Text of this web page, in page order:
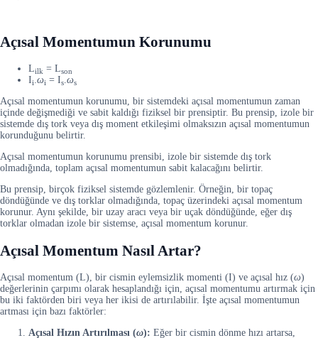
Açısal Momentumun Korunumu
Lilk = Lson
Ii.ωi = Is.ωs
Açısal momentumun korunumu, bir sistemdeki açısal momentumun zaman
içinde değişmediği ve sabit kaldığı fiziksel bir prensiptir. Bu prensip, izole bir
sistemde dış tork veya dış moment etkileşimi olmaksızın açısal momentumun
korunduğunu belirtir.
Açısal momentumun korunumu prensibi, izole bir sistemde dış tork
olmadığında, toplam açısal momentumun sabit kalacağını belirtir.
Bu prensip, birçok fiziksel sistemde gözlemlenir. Örneğin, bir topaç
döndüğünde ve dış torklar olmadığında, topaç üzerindeki açısal momentum
korunur. Aynı şekilde, bir uzay aracı veya bir uçak döndüğünde, eğer dış
torklar olmadan izole bir sistemse, açısal momentum korunur.
Açısal Momentum Nasıl Artar?
Açısal momentum (L), bir cismin eylemsizlik momenti (I) ve açısal hız (ω)
değerlerinin çarpımı olarak hesaplandığı için, açısal momentumu artırmak için
bu iki faktörden biri veya her ikisi de artırılabilir. İşte açısal momentumun
artması için bazı faktörler:
Açısal Hızın Artırılması (ω): Eğer bir cismin dönme hızı artarsa,